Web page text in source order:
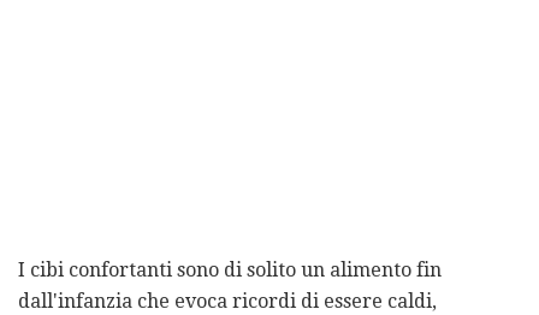
I cibi confortanti sono di solito un alimento fin
dall'infanzia che evoca ricordi di essere caldi,